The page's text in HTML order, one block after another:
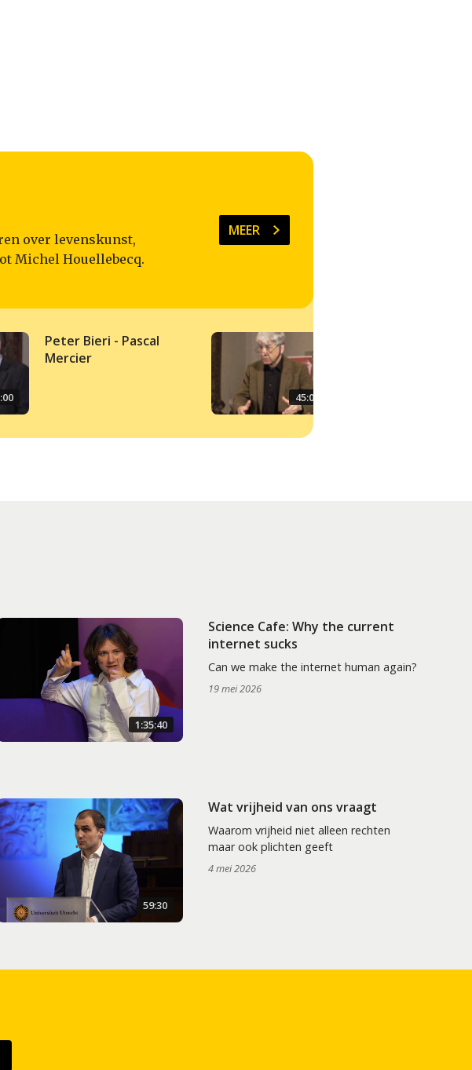
over levenskunst,
Michel Houellebecq.
MEER
Peter Bieri - Pascal
Mercier
45:00
1:35:40
Science Cafe: Why the current
internet sucks
Can we make the internet human again?
19 mei 2026
59:30
Wat vrijheid van ons vraagt
Waarom vrijheid niet alleen rechten
maar ook plichten geeft
4 mei 2026